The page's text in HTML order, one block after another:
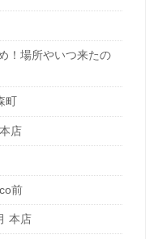
！場所やいつ来たの
町
店
前
本店